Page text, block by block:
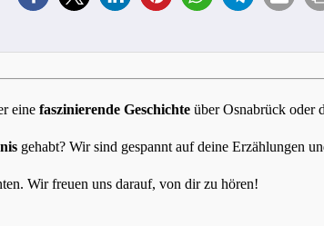
eine faszinierende Geschichte über Osnabrück oder
gehabt? Wir sind gespannt auf deine Erzählungen
Wir freuen uns darauf, von dir zu hören!